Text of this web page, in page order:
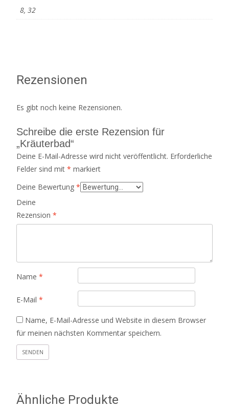
8, 32
Rezensionen
Es gibt noch keine Rezensionen.
Schreibe die erste Rezension für
„Kräuterbad“
Deine E-Mail-Adresse wird nicht veröffentlicht. Erforderliche
Felder sind mit * markiert
Deine Bewertung *
Deine
Rezension *
Name *
E-Mail *
Name, E-Mail-Adresse und Website in diesem Browser
für meinen nächsten Kommentar speichern.
Ähnliche Produkte